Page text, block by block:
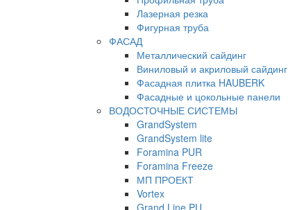
Лазерная резка
Фигурная труба
ФАСАД
Металлический сайдинг
Виниловый и акриловый сайдинг
Фасадная плитка HAUBERK
Фасадные и цокольные панели
ВОДОСТОЧНЫЕ СИСТЕМЫ
GrandSystem
GrandSystem lite
Foramina PUR
Foramina Freeze
МП ПРОЕКТ
Vortex